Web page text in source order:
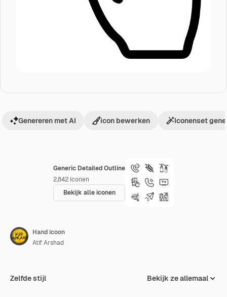
Generic Detailed Outline
2,842 Iconen
Bekijk alle iconen
Genereren met AI icon bewerken Iconenset
Hand icoon
Atif Arshad
Zelfde stijl Bekijk ze allemaal